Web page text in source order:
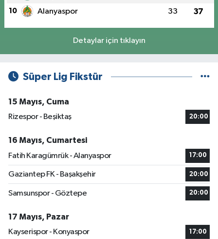
10 Alanyaspor 33 37
Detaylar için tıklayın
Süper Lig Fikstür
15 Mayıs, Cuma
Rizespor - Beşiktaş
20:00
16 Mayıs, Cumartesi
Fatih Karagümrük - Alanyaspor
17:00
Gaziantep FK - Başakşehir 20:00
Samsunspor - Göztepe 20:00
17 Mayıs, Pazar
Kayserispor - Konyaspor
17:00